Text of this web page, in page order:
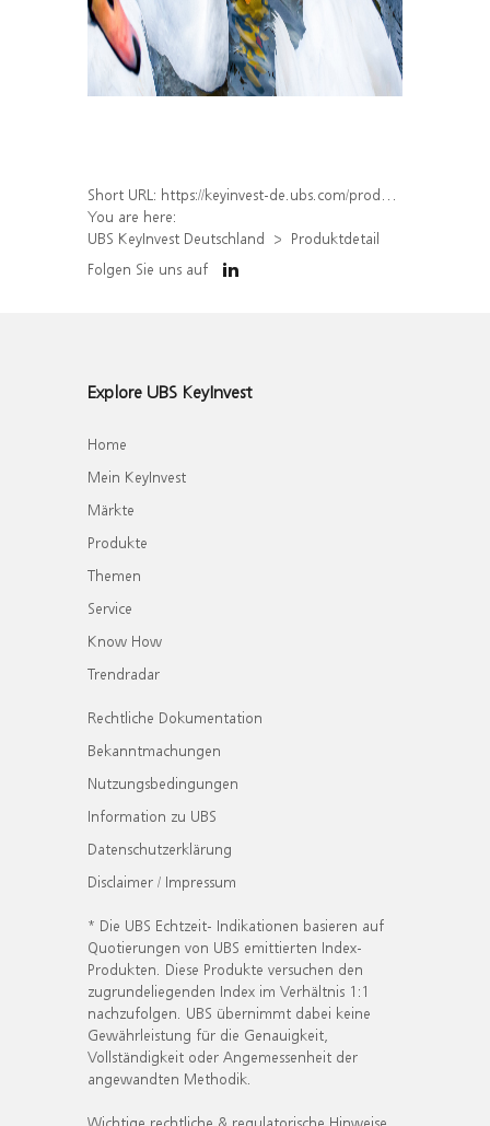
Short URL: https://keyinvest-de.ubs.com/produkt/detail/index/isin/DE000UL8AAB1
You are here:
UBS KeyInvest Deutschland
Produktdetail
Folgen Sie uns auf
Explore UBS KeyInvest
Home
Mein KeyInvest
Märkte
Produkte
Themen
Service
Know How
Trendradar
Rechtliche Dokumentation
Bekanntmachungen
Nutzungsbedingungen
Information zu UBS
Datenschutzerklärung
Disclaimer / Impressum
* Die UBS Echtzeit- Indikationen basieren auf
Quotierungen von UBS emittierten Index-
Produkten. Diese Produkte versuchen den
zugrundeliegenden Index im Verhältnis 1:1
nachzufolgen. UBS übernimmt dabei keine
Gewährleistung für die Genauigkeit,
Vollständigkeit oder Angemessenheit der
angewandten Methodik.